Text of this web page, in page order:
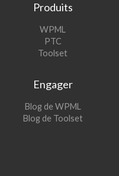
Produits
WPML
une
PTC(s’ouvre
dans
fenêtre)
Toolset(s’ouvre
nouvelle
Engager
Blog de WPML
dans
Blog de Toolset(s’ouvre